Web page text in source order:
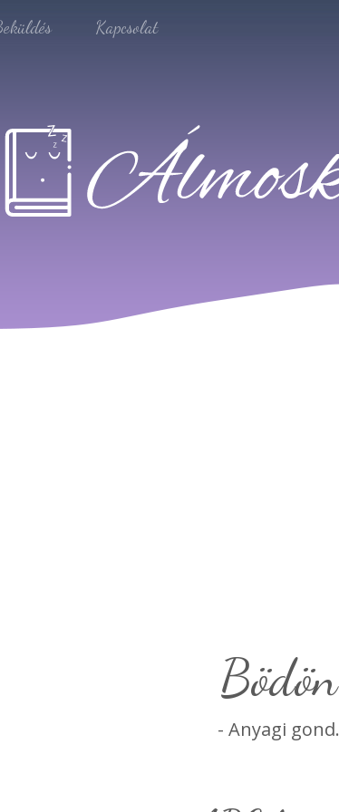
Kapcsolat
bödön
- Anyagi gond.